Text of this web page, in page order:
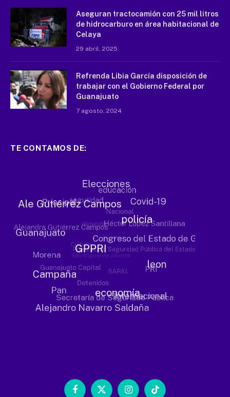
Aseguran tractocamión con 25 mil litros
de hidrocarburo en área habitacional de
Celaya
29 abril, 2025
Refrenda Libia García disposición de
trabajar con el Gobierno Federal por
Guanajuato
7 agosto, 2024
TE CONTAMOS DE:
Facebook
X InstagramTikTok